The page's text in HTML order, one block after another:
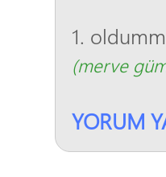
1.
(merve
YORUM